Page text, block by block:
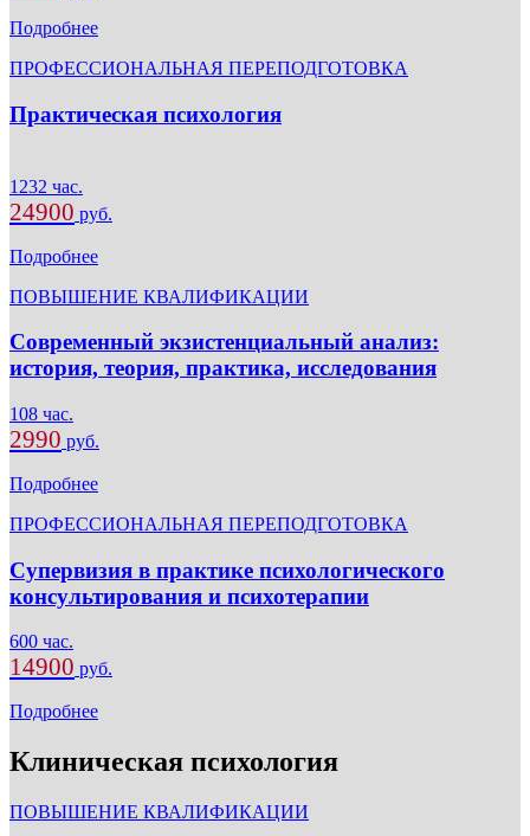
Подробнее
ПРОФЕССИОНАЛЬНАЯ ПЕРЕПОДГОТОВКА
Практическая психология
1232 час.
24900 руб.
Подробнее
ПОВЫШЕНИЕ КВАЛИФИКАЦИИ
Современный экзистенциальный анализ:
история, теория, практика, исследования
108 час.
2990 руб.
Подробнее
ПРОФЕССИОНАЛЬНАЯ ПЕРЕПОДГОТОВКА
Супервизия в практике психологического
консультирования и психотерапии
600 час.
14900 руб.
Подробнее
Клиническая психология
ПОВЫШЕНИЕ КВАЛИФИКАЦИИ